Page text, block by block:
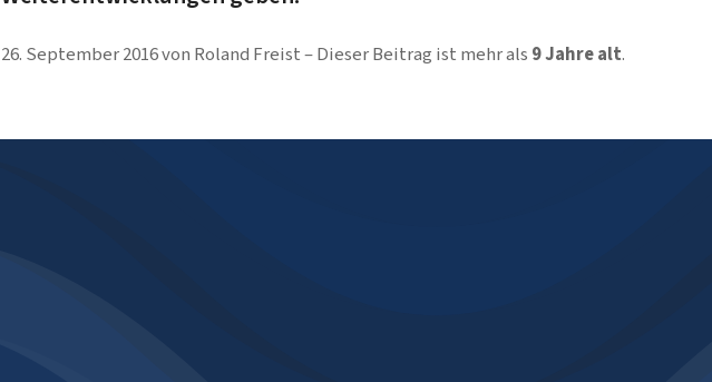
26. September 2016von Roland Freist Dieser Beitrag ist mehr als 9 Jahre alt.